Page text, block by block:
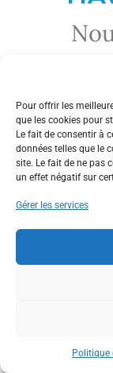
Pour offrir les
que les cookies pour
Le fait de consentir à
données telles que le
site. Le fait de ne pas
un effet négatif sur
Gérer les services
Politique